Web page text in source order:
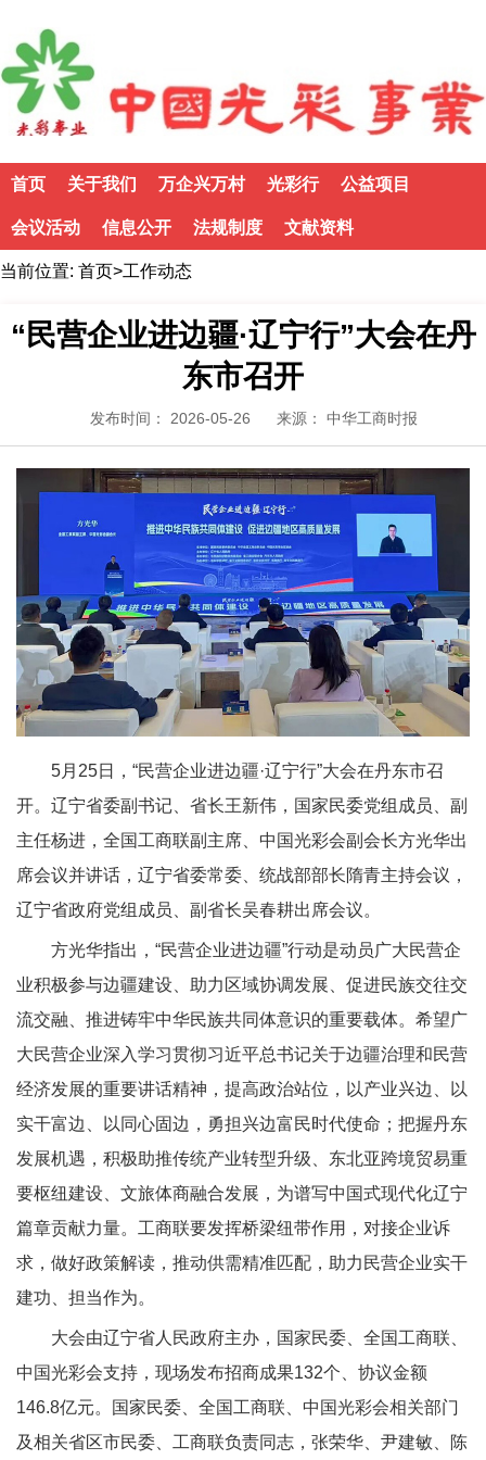
首页 关于我们 万企兴万村 光彩行 公益项目
会议活动 信息公开 法规制度 文献资料
当前位置: 首页>工作动态
“民营企业进边疆·辽宁行”大会在丹
东市召开
发布时间： 2026-05-26 来源： 中华工商时报
5月25日，“民营企业进边疆·辽宁行”大会在丹东市召
开。辽宁省委副书记、省长王新伟，国家民委党组成员、副
主任杨进，全国工商联副主席、中国光彩会副会长方光华出
席会议并讲话，辽宁省委常委、统战部部长隋青主持会议，
辽宁省政府党组成员、副省长吴春耕出席会议。
方光华指出，“民营企业进边疆”行动是动员广大民营企
业积极参与边疆建设、助力区域协调发展、促进民族交往交
流交融、推进铸牢中华民族共同体意识的重要载体。希望广
大民营企业深入学习贯彻习近平总书记关于边疆治理和民营
经济发展的重要讲话精神，提高政治站位，以产业兴边、以
实干富边、以同心固边，勇担兴边富民时代使命；把握丹东
发展机遇，积极助推传统产业转型升级、东北亚跨境贸易重
要枢纽建设、文旅体商融合发展，为谱写中国式现代化辽宁
篇章贡献力量。工商联要发挥桥梁纽带作用，对接企业诉
求，做好政策解读，推动供需精准匹配，助力民营企业实干
建功、担当作为。
大会由辽宁省人民政府主办，国家民委、全国工商联、
中国光彩会支持，现场发布招商成果132个、协议金额
146.8亿元。国家民委、全国工商联、中国光彩会相关部门
及相关省区市民委、工商联负责同志，张荣华、尹建敏、陈